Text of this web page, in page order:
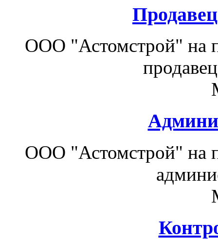
ООО "Астомстрой" на
ООО "Астомстрой" на